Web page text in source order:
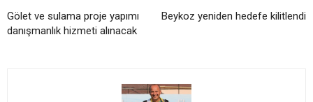
Gölet ve sulama proje yapımı
danışmanlık hizmeti alınacak
Beykoz yeniden hedefe kilitlendi